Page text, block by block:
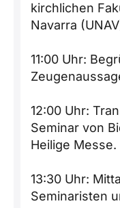
kirchlichen
Navarra
11:00 Uhr:
12:00 Uhr:
Seminar von
Heilige Messe.
13:30 Uhr:
Seminaristen